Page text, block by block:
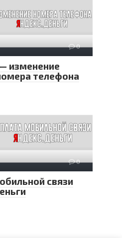
0
изменение
телефона
0
связи